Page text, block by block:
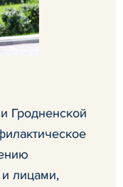
Гродненской
лицами,